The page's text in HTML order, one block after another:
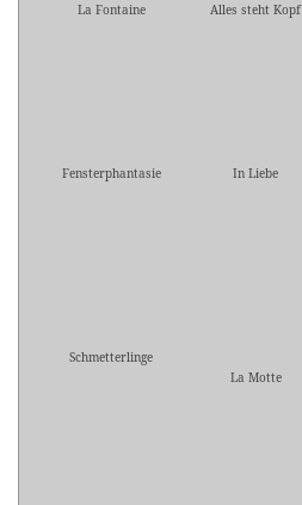
La Fontaine Alles steht Kopf
Fensterphantasie
In Liebe
Schmetterlinge
La Motte